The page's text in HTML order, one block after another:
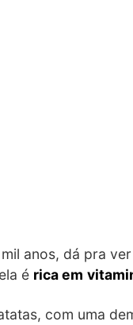
anos, dá pra
é rica em
com uma